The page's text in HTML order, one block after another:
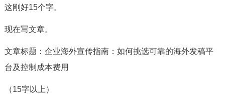
这刚好15个字。
现在写文章。
文章标题：企业海外宣传指南：如何挑选可靠的海外发稿平
台及控制成本费用
（15字以上）